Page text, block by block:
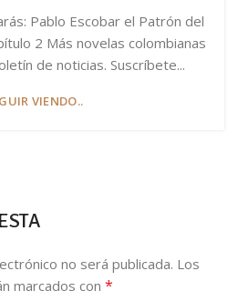
Pablo Escobar el Patrón del
2 Más novelas colombianas
de noticias. Suscríbete...
VIENDO..
no será publicada. Los
marcados con *